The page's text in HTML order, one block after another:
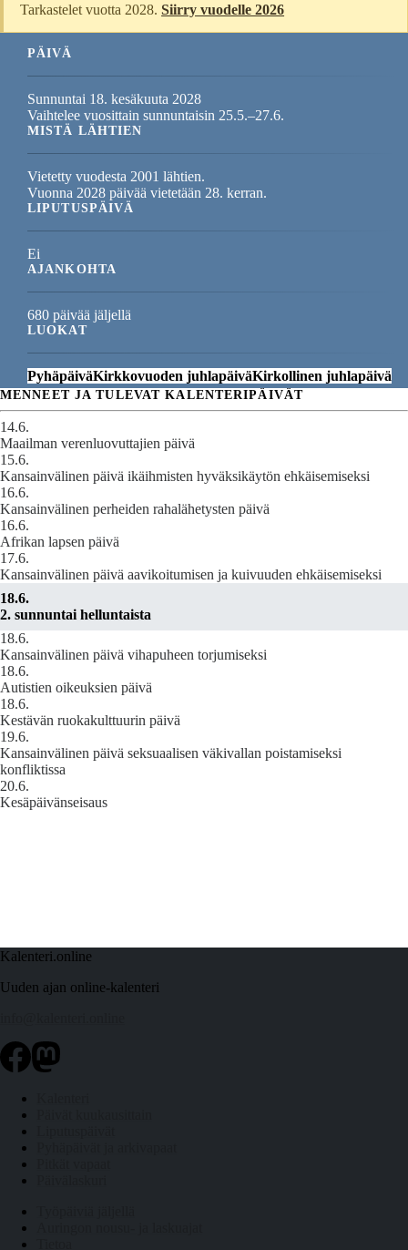
Tarkastelet vuotta 2028.Siirry vuodelle 2026
PÄIVÄ
Sunnuntai 18. kesäkuuta 2028
Vaihtelee vuosittain sunnuntaisin 25.5.–27.6.
MISTÄ LÄHTIEN
Vietetty vuodesta 2001 lähtien.
Vuonna 2028 päivää vietetään 28. kerran.
LIPUTUSPÄIVÄ
Ei
AJANKOHTA
680 päivää jäljellä
LUOKAT
PyhäpäiväKirkkovuoden juhlapäiväKirkollinen juhlapäivä
MENNEET JA TULEVAT KALENTERIPÄIVÄT
14.6.
Maailman verenluovuttajien päivä
15.6.
Kansainvälinen päivä ikäihmisten hyväksikäytön ehkäisemiseksi
16.6.
Kansainvälinen perheiden rahalähetysten päivä
16.6.
Afrikan lapsen päivä
17.6.
Kansainvälinen päivä aavikoitumisen ja kuivuuden ehkäisemiseksi
18.6.
2. sunnuntai helluntaista
18.6.
Kansainvälinen päivä vihapuheen torjumiseksi
18.6.
Autistien oikeuksien päivä
18.6.
Kestävän ruokakulttuurin päivä
19.6.
Kansainvälinen päivä seksuaalisen väkivallan poistamiseksi
konfliktissa
20.6.
Kesäpäivänseisaus
Kalenteri.online
Uuden ajan online-kalenteri